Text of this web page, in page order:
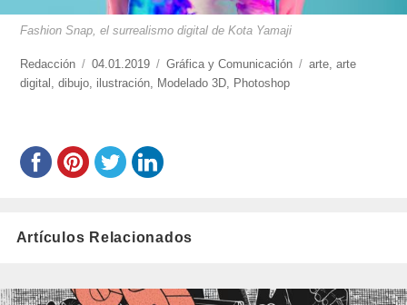
Fashion Snap, el surrealismo digital de Kota Yamaji
https://www.experimenta.es/author/redaccion/
Redacción
Publicado
el
04.01.2019 Categorías
Gráfica y Comunicación Etiquetas
arte ,arte
digital
,dibujo ilustración Modelado 3D Photoshop
Artículos Relacionados